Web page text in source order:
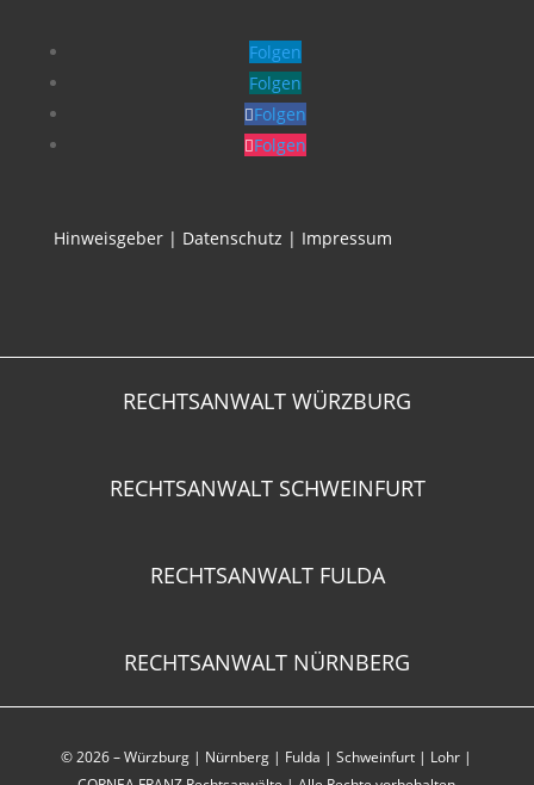
Folgen
Folgen
Folgen
Folgen
Hinweisgeber| Datenschutz | Impressum
RECHTSANWALT WÜRZBURG
RECHTSANWALT SCHWEINFURT
RECHTSANWALT FULDA
RECHTSANWALT NÜRNBERG
© 2026 –Würzburg | Nürnberg | Fulda |Schweinfurt | Lohr |